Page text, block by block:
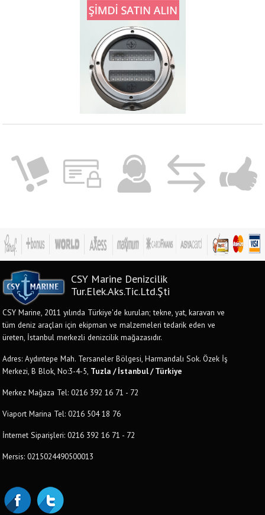
CSY Marine Denizcilik
Tur.Elek.Aks.Tic.Ltd.Şti
CSY Marine, 2011 yılında Türkiye'de kurulan; tekne, yat, karavan ve
tüm deniz araçları için ekipman ve malzemeleri tedarik eden ve
üreten, İstanbul merkezli denizcilik mağazasıdır.
Adres: Aydıntepe Mah. Tersaneler Bölgesi, Harmandalı Sok. Özek İş
Merkezi, B Blok, No:3-4-5, Tuzla / İstanbul / Türkiye
Merkez Mağaza Tel: 0216 392 16 71 - 72
Viaport Marina Tel: 0216 504 18 76
İnternet Siparişleri: 0216 392 16 71 - 72
Mersis: 0215024490500013